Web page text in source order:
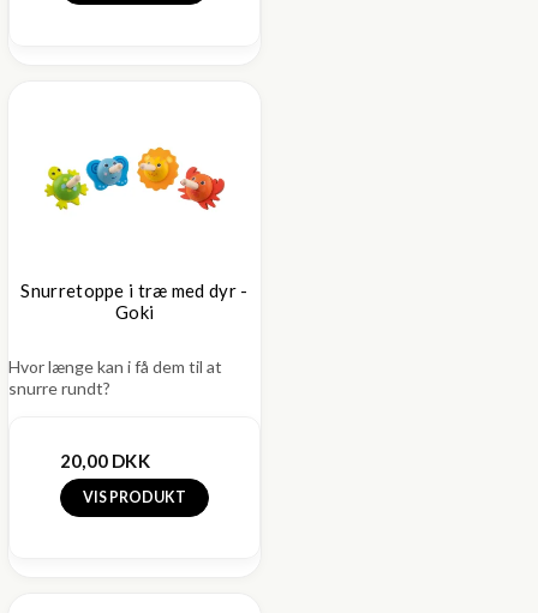
Snurretoppe i træ med dyr -
Goki
Hvor længe kan i få dem til at
snurre rundt?
20,00 DKK
VIS PRODUKT